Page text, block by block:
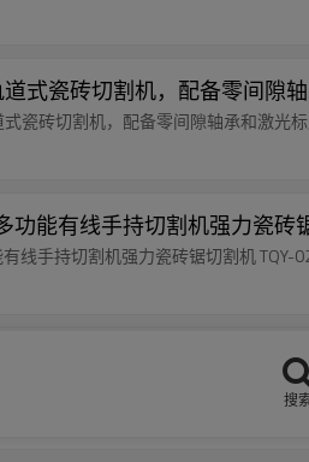
道式瓷砖切割机，配备零间隙
式瓷砖切割机，配备零间隙轴承和激光
功能有线手持切割机强力瓷砖
线手持切割机强力瓷砖锯切割机 TQY-
金刚石磨盘 |高性能金刚石|适
毫米的研磨工具，可在厚度达 25 毫搜